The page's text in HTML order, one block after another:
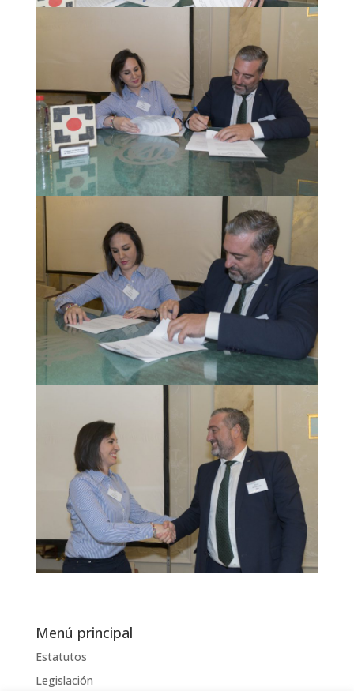
Menú principal
Estatutos
Legislación